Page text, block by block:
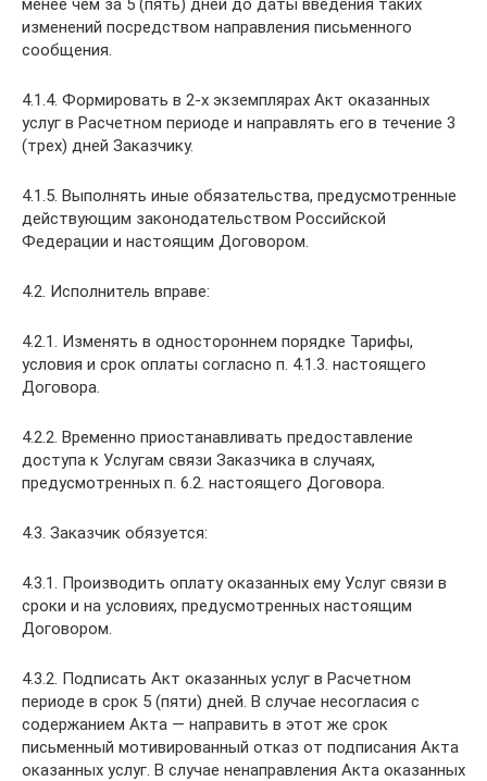
изменений посредством направления письменного
сообщения.
4.1.4. Формировать в 2-х экземплярах Акт оказанных
услуг в Расчетном периоде и направлять его в течение 3
(трех) дней Заказчику.
4.1.5. Выполнять иные обязательства, предусмотренные
действующим законодательством Российской
Федерации и настоящим Договором.
4.2. Исполнитель вправе:
4.2.1. Изменять в одностороннем порядке Тарифы,
условия и срок оплаты согласно п. 4.1.3. настоящего
Договора.
4.2.2. Временно приостанавливать предоставление
доступа к Услугам связи Заказчика в случаях,
предусмотренных п. 6.2. настоящего Договора.
4.3. Заказчик обязуется:
4.3.1. Производить оплату оказанных ему Услуг связи в
сроки и на условиях, предусмотренных настоящим
Договором.
4.3.2. Подписать Акт оказанных услуг в Расчетном
периоде в срок 5 (пяти) дней. В случае несогласия с
содержанием Акта — направить в этот же срок
письменный мотивированный отказ от подписания Акта
оказанных услуг. В случае ненаправления Акта оказанных